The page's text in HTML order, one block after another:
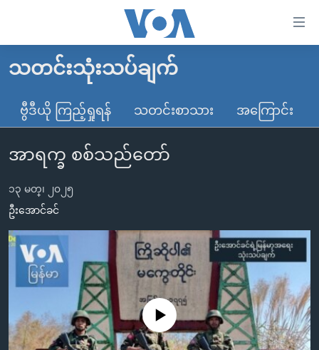
လွယ်ကူ
သည့်
များ
ပင်မ
အကြောင်းအရာ
ကျော်
ကြည့်
အ
ညွန်း
မူလစာမျက်နှာ
မြန်မာ
ကမ္ဘာ့သတင်းများ
နိုင်ငံတကာ
တရုတ်
အစ္စရေး-ပါလက်စတိုင်း
ဗွီဒီယို
ရပ်ဝန်းတခု လမ်းတခု အလွန်
အင်္ဂလိပ်စာလေ့လာမယ်
အမေရိကန်သုံးအီဒီယံ
မကြေးမုံရဲ့ အင်္ဂလိပ်စာ
ရုပ်ရှင်ထဲက အင်္ဂလိပ်စာ
သုတပဒေသာ အင်္ဂလိပ်စာ
အပတ်စဉ်ကဏ္ဍများ
ရေဒီယို
ရေဒီယိုနှင့်ရုပ်သံ အချက်အလက်များ
ရေဒီယို/တီဗွီအစီအစဉ်
Learning English
သတင်းသုံးသပ်ချက်
ဗွီဒီယို ကြည့်ရှုရန် သတင်းစာသား အကြောင်း
အာရက္ခ စစ်သည်တော်
၁၃ မတ္၊ ၂၀၂၅
ဦးအောင်ခင်
No media source currently available